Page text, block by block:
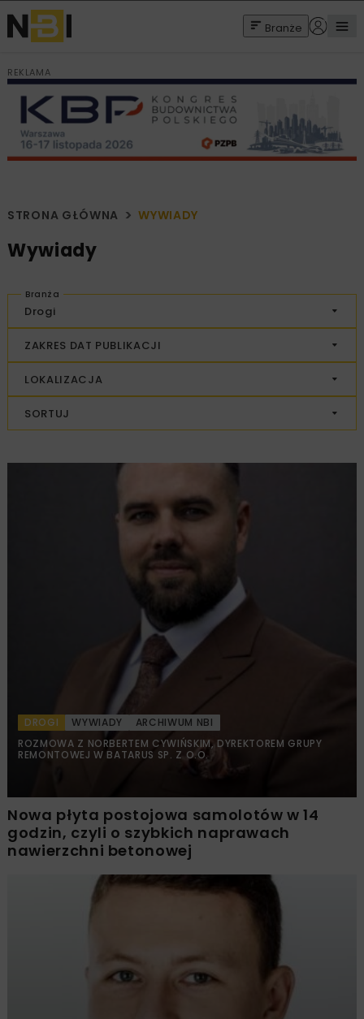
Branże
REKLAMA
STRONA GŁÓWNA WYWIADY
Wywiady
Drogi
Branża
ZAKRES DAT PUBLIKACJI
LOKALIZACJA
SORTUJ
DROGI WYWIADY
ARCHIWUM NBI
ROZMOWA Z NORBERTEM CYWIŃSKIM, DYREKTOREM GRUPY
REMONTOWEJ W BATARUS SP. Z O.O.
Nowa płyta postojowa samolotów w 14
godzin, czyli o szybkich naprawach
nawierzchni betonowej